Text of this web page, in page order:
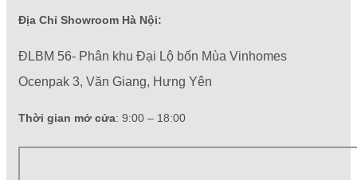
Địa Chỉ Showroom Hà Nội:
ĐLBM 56- Phân khu Đại Lộ bốn Mùa Vinhomes
Ocenpak 3, Văn Giang, Hưng Yên
Thời gian mở cửa: 9:00 – 18:00